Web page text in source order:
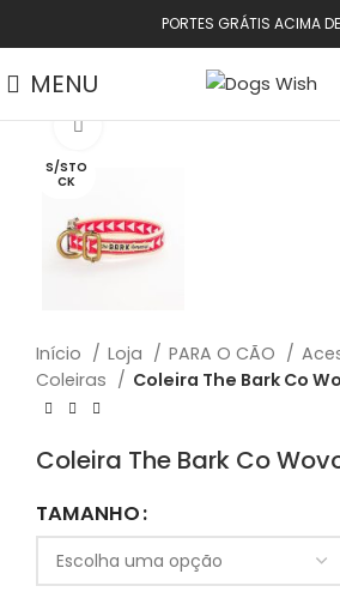
PORTES GRÁTIS ACIMA
MENU
S/STO
CK
Click to enlarge
Início Loja PARA O CÃO
Coleiras
Coleira The Bark Co
Coleira The Bark Co
TAMANHO